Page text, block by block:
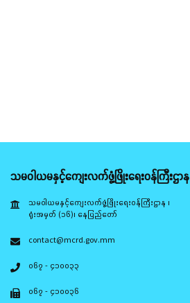
သမဝါယမနှင့်ကျေးလက်ဖွံ့ဖြိုးရေးဝန်ကြီးဌာန
သမဝါယမနှင့်ကျေးလက်ဖွံ့ဖြိုးရေးဝန်ကြီးဌာန ၊
ရုံးအမှတ် (၁၆)၊ နေပြည်တော်
contact@mcrd.gov.mm
၀၆၇ - ၄၁၀၀၃၃
၀၆၇ - ၄၁၀၀၃၆